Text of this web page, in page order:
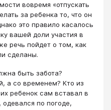
вовремя «отпускать
за ребенка то, что он
это правило касалось
вашей доли участия в
речь пойдет о том, как
сделаны.
быть забота?
а со временем? Кто из
ребенок сам вставал в
по погоде,